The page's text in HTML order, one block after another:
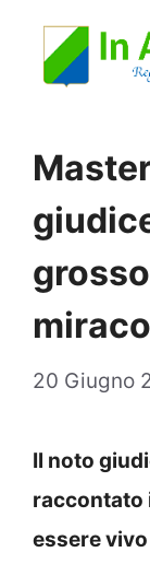
20 Giugno
Il noto
raccontato
essere